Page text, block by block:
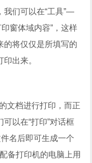
我们可以在“工具”—
窗体域内容”，这样
的将仅仅是所填写的
出来。
档进行打印，而正
以在“打印”对话框
名后即可生成一个
备打印机的电脑上用